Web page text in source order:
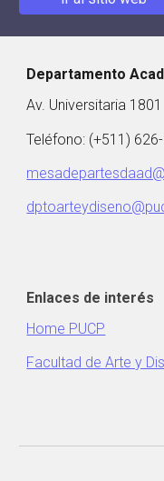
Departamento
Av. Universitaria
Teléfono: (+511)
Enlaces de interés
Home PUCP
Facultad de Arte y